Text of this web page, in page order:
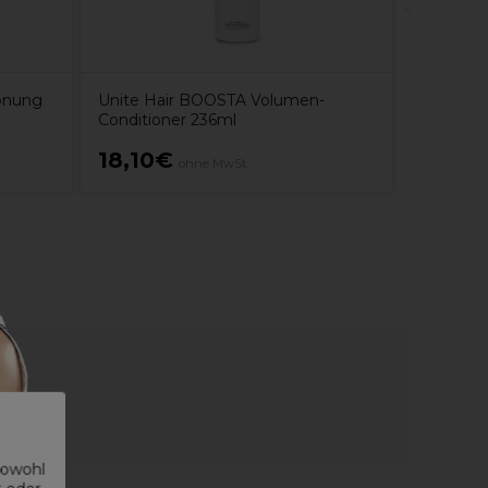
Unite Hair BOOSTA Volumen-
Conditioner 236ml
18,10€